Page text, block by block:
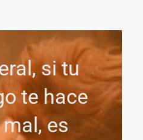
si tu
te hace
es